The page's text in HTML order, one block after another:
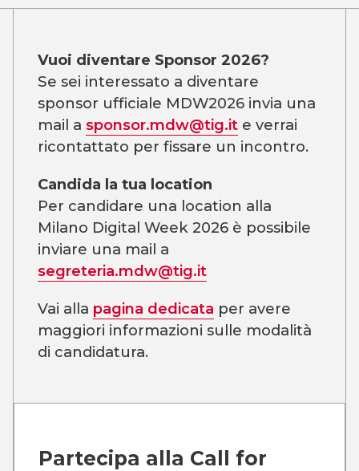
Vuoi diventare Sponsor 2026?
Se sei interessato a diventare
sponsor ufficiale MDW2026 invia una
mail a sponsor.mdw@tig.it e verrai
ricontattato per fissare un incontro.
Candida la tua location
Per candidare una location alla
Milano Digital Week 2026 è possibile
inviare una mail a
segreteria.mdw@tig.it
Vai alla pagina dedicata per avere
maggiori informazioni sulle modalità
di candidatura.
Partecipa alla Call for